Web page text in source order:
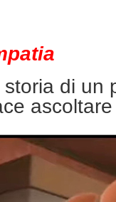
storia di un